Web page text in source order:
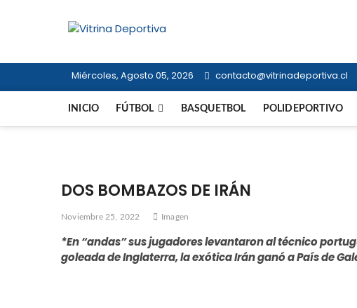
Miércoles, Agosto 05, 2026 contacto@vitrinadeportiva.cl
INICIO FÚTBOL BASQUETBOL POLIDEPORTIVO
DOS BOMBAZOS DE IRÁN
Noviembre 25, 2022 Imagen
*En “andas” sus jugadores levantaron al técnico
goleada de Inglaterra, la exótica Irán ganó a País de